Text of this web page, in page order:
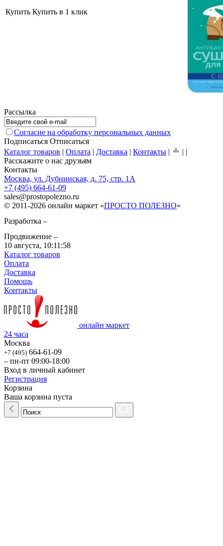
Купить Купить в 1 клик
Рассылка
Согласие на обработку персональных данных
Подписаться Отписаться
Каталог товаров | Оплата | Доставка | Контакты | | |
Расскажите о нас друзьям
Контакты
Москва, ул. Дубнинская, д. 75, стр. 1А
+7 (495) 664-61-09
sales@prostopolezno.ru
© 2011-2026 онлайн маркет «ПРОСТО ПОЛЕЗНО»
Разработка –
Продвижение –
10 августа, 10:11:58
Каталог товаров
Оплата
Доставка
Помощь
Контакты
онлайн маркет
24 часа
Москва
+7 (495) 664-61-09
– пн-пт 09:00-18:00
Вход в личный кабинет
Регистрация
Корзина
Ваша корзина пуста